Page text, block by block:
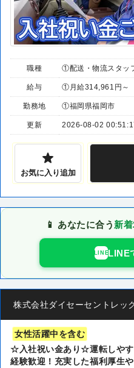
職種 ①配送・物流スタッ
給与 ①月給314,961円～
勤務地 ①福岡県福岡市
更新 2026-08-02
お気に入り追加
📱 あなたに合う 新
LINELINE
株式会社ダイセーセントレ
女性活躍中を含む
☆入社祝い金あり☆運転しや
経験歓迎！充実した福利厚生